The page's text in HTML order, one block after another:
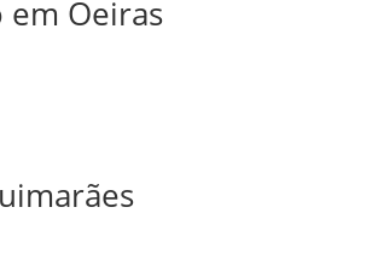
em Oeiras